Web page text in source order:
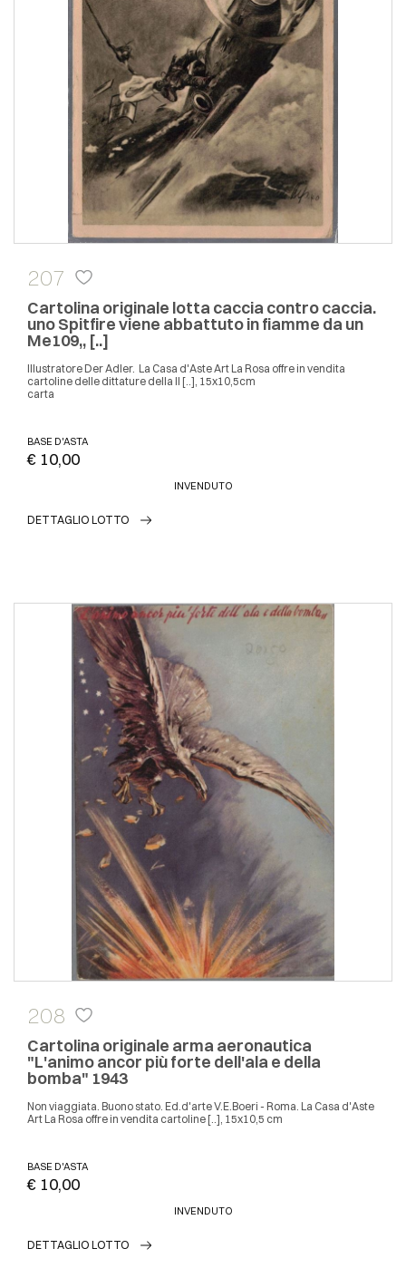
207
Cartolina originale lotta caccia contro caccia.
uno Spitfire viene abbattuto in fiamme da un
Me109,, [..]
Illustratore Der Adler. La Casa d'Aste Art La Rosa offre in vendita
cartoline delle dittature della II [..], 15x10,5cm
carta
BASE D'ASTA
€ 10,00
INVENDUTO
DETTAGLIO LOTTO
208
Cartolina originale arma aeronautica
"L'animo ancor più forte dell'ala e della
bomba" 1943
Non viaggiata. Buono stato. Ed.d'arte V.E.Boeri - Roma. La Casa d'Aste
Art La Rosa offre in vendita cartoline [..], 15x10,5 cm
BASE D'ASTA
€ 10,00
INVENDUTO
DETTAGLIO LOTTO